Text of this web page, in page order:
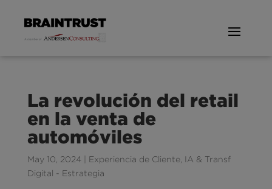
La revolución del retail
en la venta de
automóviles
May 10, 2024| Experiencia de Cliente, IA & Transf
Digital - Estrategia